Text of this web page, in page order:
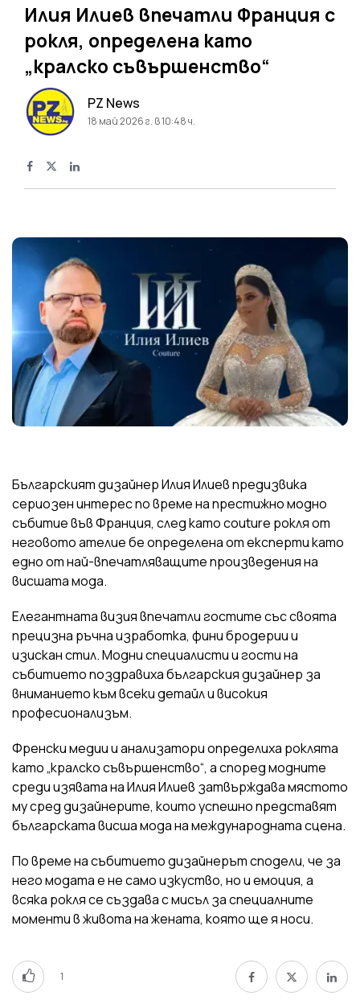
Илия Илиев впечатли Франция с
рокля, определена като
„кралско съвършенство“
PZ News
18 май 2026 г. в 10:48 ч.
Българският дизайнер Илия Илиев предизвика
сериозен интерес по време на престижно модно
събитие във Франция, след като couture рокля от
неговото ателие бе определена от експерти като
едно от най-впечатляващите произведения на
висшата мода.
Елегантната визия впечатли гостите със своята
прецизна ръчна изработка, фини бродерии и
изискан стил. Модни специалисти и гости на
събитието поздравиха българския дизайнер за
вниманието към всеки детайл и високия
професионализъм.
Френски медии и анализатори определиха роклята
като „кралско съвършенство“, а според модните
среди изявата на Илия Илиев затвърждава мястото
му сред дизайнерите, които успешно представят
българската висша мода на международната сцена.
По време на събитието дизайнерът сподели, че за
него модата е не само изкуство, но и емоция, а
всяка рокля се създава с мисъл за специалните
моменти в живота на жената, която ще я носи.
1